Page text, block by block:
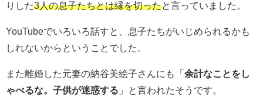
りした3人の息子たちとは縁を切ったと言っていました。
YouTubeでいろいろ話すと、息子たちがいじめられるかも
しれないからということでした。
また離婚した元妻の納谷美絵子さんにも「 余計なことをし
ゃべるな。子供が迷惑する 」と言われたそうです。